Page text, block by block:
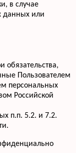
в случае
данных или
обязательства,
Пользователем
персональных
Российской
п.п. 5.2. и 7.2.